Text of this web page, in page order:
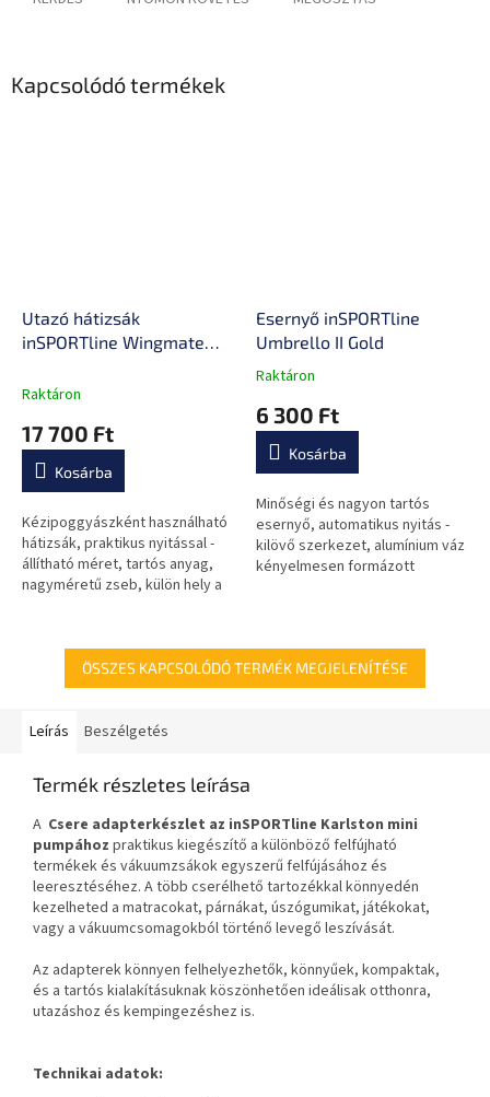
Kapcsolódó termékek
Utazó hátizsák
inSPORTline Wingmate
laptopzseb gyors
csatlakozókábel a
powerbankhoz, 50 literes
kapacitás
Raktáron
17 700 Ft
Kosárba
Kézipoggyászként használható
hátizsák, praktikus nyitással -
állítható méret, tartós anyag,
nagyméretű zseb, külön hely a
Esernyő inSPORTline
Umbrello II Gold
A
átlagos
értékelése
0,0
csillag.
Raktáron
6 300 Ft
Kosárba
Minőségi és nagyon tartós
esernyő, automatikus nyitás -
kilövő szerkezet, alumínium váz
kényelmesen formázott
ÖSSZES KAPCSOLÓDÓ TERMÉK MEGJELENÍTÉSE
Leírás Beszélgetés
Termék részletes leírása
A Csere adapterkészlet az inSPORTline Karlston mini
pumpához praktikus kiegészítő a különböző felfújható
termékek és vákuumzsákok egyszerű felfújásához és
leeresztéséhez. A több cserélhető tartozékkal könnyedén
kezelheted a matracokat, párnákat, úszógumikat, játékokat,
vagy a vákuumcsomagokból történő levegő leszívását.
Az adapterek könnyen felhelyezhetők, könnyűek, kompaktak,
és a tartós kialakításuknak köszönhetően ideálisak otthonra,
utazáshoz és kempingezéshez is.
Technikai adatok: